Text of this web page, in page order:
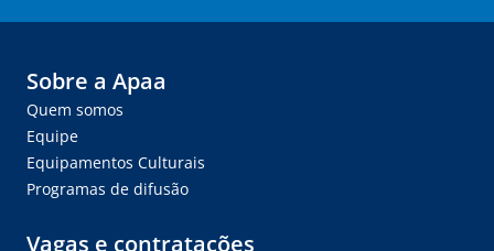
Sobre a Apaa
Quem somos
Equipe
Equipamentos Culturais
Programas de difusão
Vagas e contratações